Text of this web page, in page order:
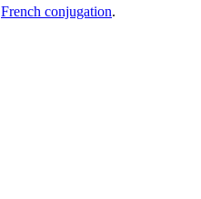
French conjugation.